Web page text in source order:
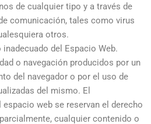
de cualquier tipo y a través de
comunicación, tales como virus
otros.
del Espacio Web.
o navegación producidos por un
del navegador o por el uso de
del mismo. El
web se reservan el derecho
cualquier contenido o